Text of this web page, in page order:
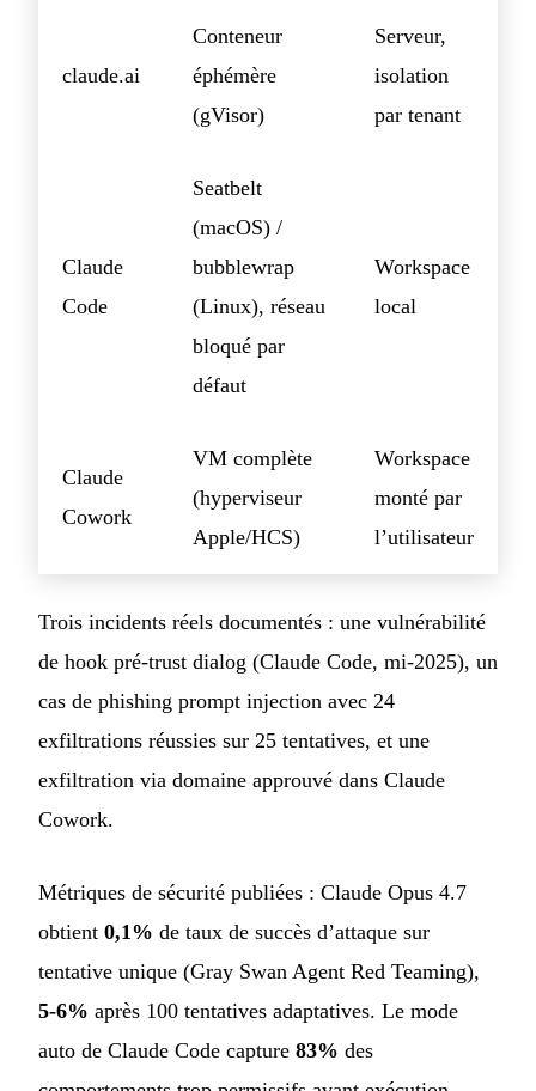
claude.ai
Conteneur
éphémère
(gVisor)
Serveur,
isolation
par tenant
Claude
Code
Seatbelt
(macOS) /
bubblewrap
(Linux), réseau
bloqué par
défaut
Workspace
local
Claude
Cowork
VM complète
(hyperviseur
Apple/HCS)
Workspace
monté par
l’utilisateur
Trois incidents réels documentés : une vulnérabilité
de hook pré-trust dialog (Claude Code, mi-2025), un
cas de phishing prompt injection avec 24
exfiltrations réussies sur 25 tentatives, et une
exfiltration via domaine approuvé dans Claude
Cowork.
Métriques de sécurité publiées : Claude Opus 4.7
obtient 0,1% de taux de succès d’attaque sur
tentative unique (Gray Swan Agent Red Teaming),
5-6% après 100 tentatives adaptatives. Le mode
auto de Claude Code capture 83% des